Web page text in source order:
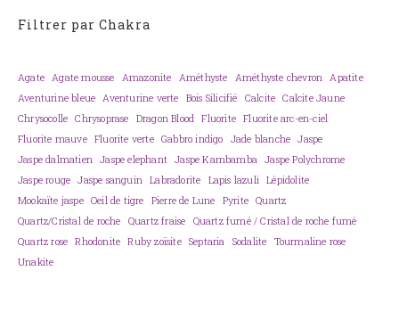
Filtrer par Chakra
Agate Agate mousse Amazonite Améthyste Améthyste chevron
Apatite
Aventurine bleue
Aventurine verte Bois Silicifié Calcite
Calcite Jaune
Chrysocolle
Chrysoprase Dragon Blood Fluorite Fluorite arc-en-ciel
Fluorite mauve Fluorite verte Gabbro indigo Jade blanche
Jaspe
Jaspe dalmatien Jaspe elephant Jaspe Kambamba Jaspe Polychrome
Jaspe rouge
Jaspe sanguin Labradorite Lapis lazuli Lépidolite
Mookaïte jaspe Oeil de tigre Pierre de Lune Pyrite Quartz
Quartz/Cristal de roche
Quartz fraise
Quartz fumé / Cristal de roche fumé
Quartz rose
Rhodonite Ruby zoïsite Septaria Sodalite
Tourmaline rose
Unakite